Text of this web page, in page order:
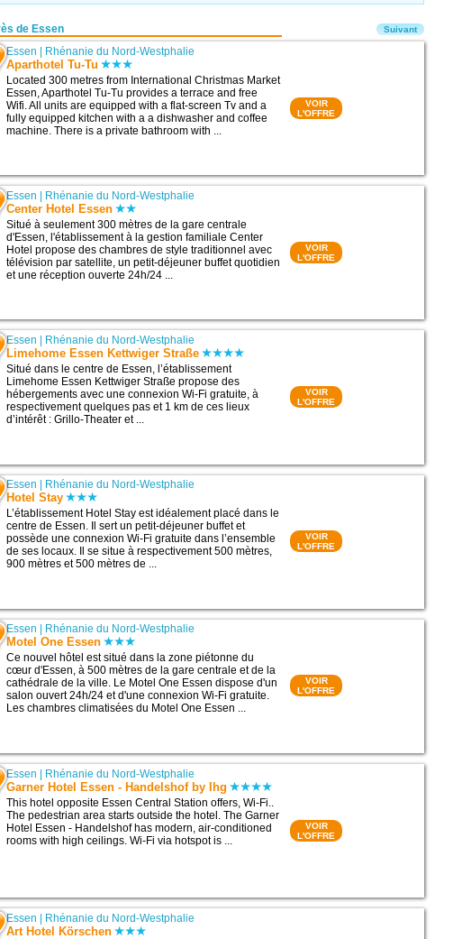
de Essen
Essen | Rhénanie du Nord-Westphalie
Aparthotel Tu-Tu
Located 300 metres from International Christmas Market
Essen, Aparthotel Tu-Tu provides a terrace and free
Wifi. All units are equipped with a flat-screen Tv and a
fully equipped kitchen with a a dishwasher and coffee
machine. There is a private bathroom with ...
VOIR
L'OFFRE
Essen | Rhénanie du Nord-Westphalie
Center Hotel Essen
Situé à seulement 300 mètres de la gare centrale
d'Essen, l'établissement à la gestion familiale Center
Hotel propose des chambres de style traditionnel avec
télévision par satellite, un petit-déjeuner buffet quotidien
et une réception ouverte 24h/24 ...
VOIR
L'OFFRE
Essen Rhénanie du Nord-Westphalie
Limehome Essen Kettwiger Straße
Situé dans le centre de Essen, l’établissement
Limehome Essen Kettwiger Straße propose des
hébergements avec une connexion Wi-Fi gratuite, à
respectivement quelques pas et 1 km de ces lieux
d’intérêt : Grillo-Theater et ...
VOIR
L'OFFRE
Essen Rhénanie du Nord-Westphalie
Hotel Stay
L’établissement Hotel Stay est idéalement placé dans le
centre de Essen. Il sert un petit-déjeuner buffet et
possède une connexion Wi-Fi gratuite dans l’ensemble
de ses locaux. Il se situe à respectivement 500 mètres,
900 mètres et 500 mètres de ...
VOIR
L'OFFRE
Essen Rhénanie du Nord-Westphalie
Motel One Essen
Ce nouvel hôtel est situé dans la zone piétonne du
cœur d'Essen, à 500 mètres de la gare centrale et de la
cathédrale de la ville. Le Motel One Essen dispose d'un
salon ouvert 24h/24 et d'une connexion Wi-Fi gratuite.
Les chambres climatisées du Motel One Essen ...
VOIR
L'OFFRE
Essen | Rhénanie du Nord-Westphalie
Garner Hotel Essen - Handelshof by Ihg
This hotel opposite Essen Central Station offers, Wi-Fi..
The pedestrian area starts outside the hotel. The Garner
Hotel Essen - Handelshof has modern, air-conditioned
rooms with high ceilings. Wi-Fi via hotspot is ...
VOIR
L'OFFRE
Essen | Rhénanie du Nord-Westphalie
Art Hotel Körschen
Suivant